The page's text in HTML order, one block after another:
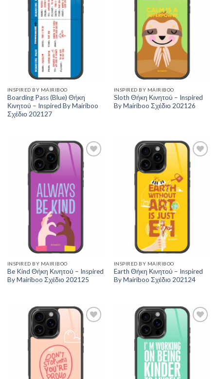
INSPIRED BY MAIRIBOO
Boarding Pass (Blue) Θήκη
Κινητού – Inspired By Mairiboo
Σχέδιο 202127
INSPIRED BY MAIRIBOO
Sloth Θήκη Κινητού – Inspired
By Mairiboo Σχέδιο 202126
Add to
Wishlist
INSPIRED BY MAIRIBOO
Be Kind Θήκη Κινητού – Inspired
By Mairiboo Σχέδιο 202125
Add to
Wishlist
INSPIRED BY MAIRIBOO
Earth Θήκη Κινητού – Inspired
By Mairiboo Σχέδιο 202124
Add to
Wishlist
Add to
Wishlist